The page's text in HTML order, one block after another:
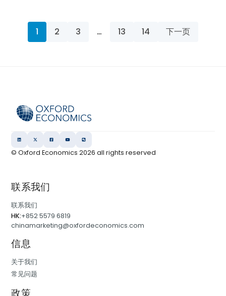
1 2 3 … 13 14 下一页
© Oxford Economics2026 all rights reserved
联系我们
联系我们
HK:+852 5579 6819
chinamarketing@oxfordeconomics.com
信息
关于我们
常见问题